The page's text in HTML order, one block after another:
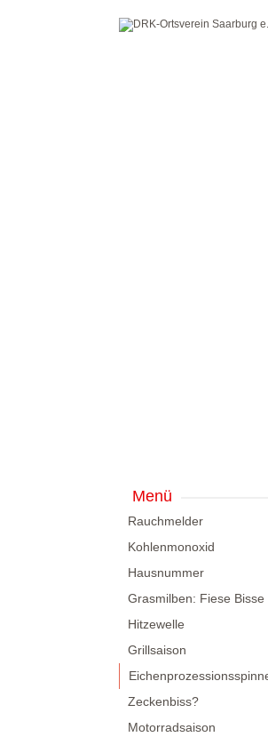
Menü
Rauchmelder
Kohlenmonoxid
Hausnummer
Grasmilben: Fiese Bisse
Hitzewelle
Grillsaison
Zeckenbiss?
Motorradsaison